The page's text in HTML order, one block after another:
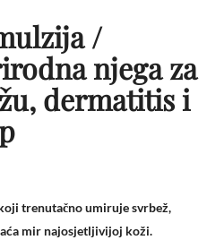
/
njega za
dermatitis i
trenutačno umiruje svrbež,
mir najosjetljivijoj koži.